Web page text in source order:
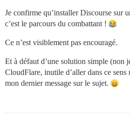
Je confirme qu’installer Discourse sur
c’est le parcours du combattant !
Ce n’est visiblement pas encouragé.
Et à défaut d’une solution simple (non
CloudFlare, inutile d’aller dans ce sens
mon dernier message sur le sujet.